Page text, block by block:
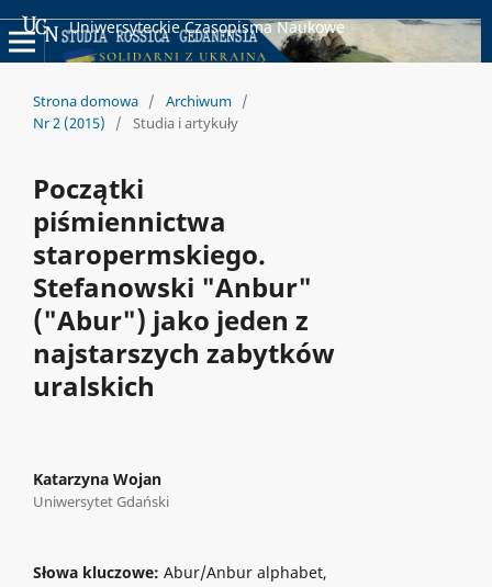
Uniwersyteckie Czasopisma Naukowe
Strona domowa / Archiwum /
Nr 2 (2015)
/ Studia i artykuły
Początki
piśmiennictwa
staropermskiego.
Stefanowski "Anbur"
("Abur") jako jeden z
najstarszych zabytków
uralskich
Katarzyna Wojan
Uniwersytet Gdański
Słowa kluczowe: Abur/Anbur alphabet,